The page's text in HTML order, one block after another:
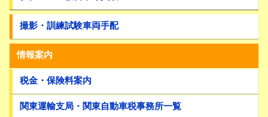
撮影・訓練試験車両手配
情報案内
税金・保険料案内
関東運輸支局・関東自動車税事務所一覧